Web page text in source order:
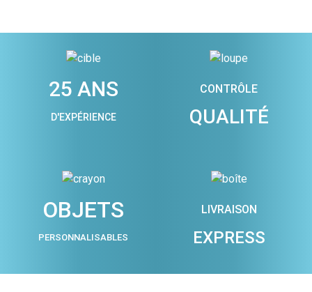
25 ANS
D'EXPÉRIENCE
CONTRÔLE
QUALITÉ
OBJETS
PERSONNALISABLES
LIVRAISON
EXPRESS